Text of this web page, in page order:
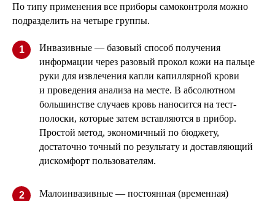
По типу применения все приборы самоконтроля можно
подразделить на четыре группы.
1
Инвазивные — базовый способ получения
информации через разовый прокол кожи на пальце
руки для извлечения капли капиллярной крови
и проведения анализа на месте. В абсолютном
большинстве случаев кровь наносится на тест-
полоски, которые затем вставляются в прибор.
Простой метод, экономичный по бюджету,
достаточно точный по результату и доставляющий
дискомфорт пользователям.
2 Малоинвазивные — постоянная (временная)